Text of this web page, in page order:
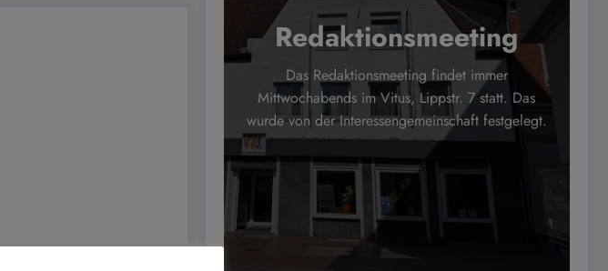
Redaktionsmeeting
Das Redaktionsmeeting findet immer
Mittwochabends im Vitus, Lippstr. 7 statt. Das
wurde von der Interessengemeinschaft festgelegt.